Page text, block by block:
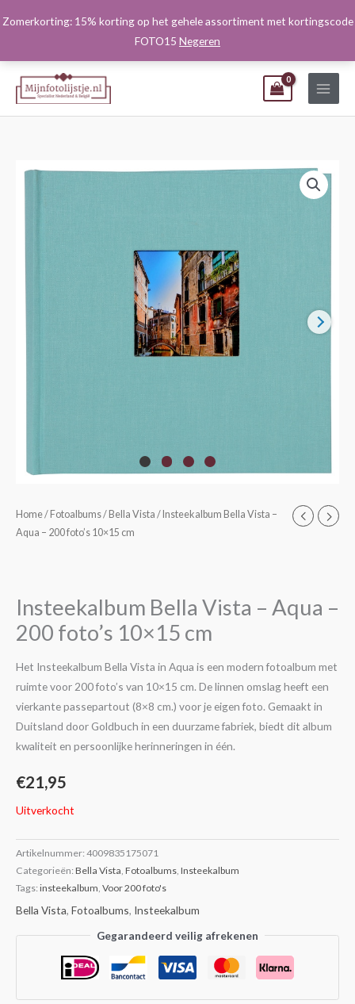
Zomerkorting: 15% korting op het gehele assortiment met kortingscode
FOTO15 Negeren
naar
Home/ Fotoalbums/ Bella Vista / Insteekalbum Bella Vista –
Aqua – 200 foto’s 10×15 cm
Insteekalbum Bella Vista – Aqua –
200 foto’s 10×15 cm
Het Insteekalbum Bella Vista in Aqua is een modern fotoalbum met
ruimte voor 200 foto’s van 10×15 cm. De linnen omslag heeft een
vierkante passepartout (8×8 cm.) voor je eigen foto. Gemaakt in
Duitsland door Goldbuch in een duurzame fabriek, biedt dit album
kwaliteit en persoonlijke herinneringen in één.
€21,95
Uitverkocht
Artikelnummer: 4009835175071
Categorieën: Bella Vista Fotoalbums Insteekalbum
Tags: insteekalbum Voor 200 foto's
Bella Vista, Fotoalbums, Insteekalbum
Gegarandeerd veilig afrekenen